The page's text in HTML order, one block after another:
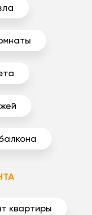
квартиры